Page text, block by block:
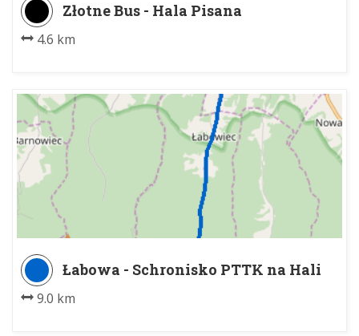
Złotne Bus - Hala Pisana
4.6 km
Łabowa - Schronisko PTTK na Hali
9.0 km